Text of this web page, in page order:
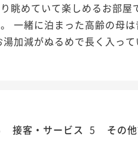
眺めていて楽しめるお部
一緒に泊まった高齢の母
加減がぬるめで長く入っ
接客・サービス 5 その